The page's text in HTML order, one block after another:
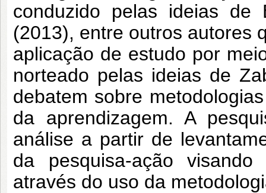
conduzido pelas ideias de
(2013), entre outros autores
aplicação de estudo por
norteado pelas ideias de
debatem sobre
da aprendizagem. A
análise a partir de
da pesquisa-ação
através do uso da